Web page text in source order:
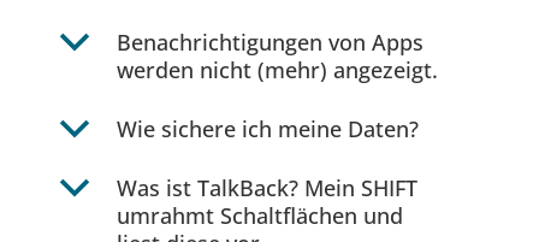
b
Benachrichtigungen von Apps
werden nicht (mehr) angezeigt.
b Wie sichere ich meine Daten?
b
Was ist TalkBack? Mein SHIFT
umrahmt Schaltflächen und